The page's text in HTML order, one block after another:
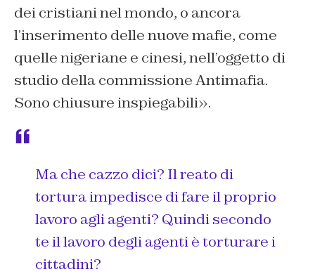
dei cristiani nel mondo, o ancora
l’inserimento delle nuove mafie, come
quelle nigeriane e cinesi, nell’oggetto di
studio della commissione Antimafia.
Sono chiusure inspiegabili».
Ma che cazzo dici? Il reato di
tortura impedisce di fare il proprio
lavoro agli agenti? Quindi secondo
te il lavoro degli agenti è torturare i
cittadini?